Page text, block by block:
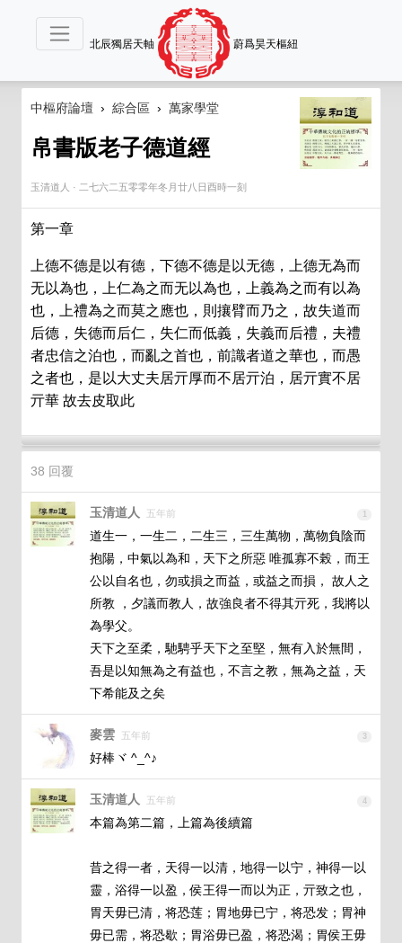
北辰獨居天軸 蔚爲昊天樞紐
中樞府論壇 › 綜合區 › 萬家學堂
帛書版老子德道經
玉清道人 · 二七六二五零零年冬月廿八日酉時一刻
第一章
上德不德是以有德，下德不德是以无德，上德无為而
无以為也，上仁為之而无以為也，上義為之而有以為
也，上禮為之而莫之應也，則攘臂而乃之，故失道而
后德，失德而后仁，失仁而低義，失義而后禮，夫禮
者忠信之泊也，而亂之首也，前識者道之華也，而愚
之者也，是以大丈夫居亓厚而不居亓泊，居亓實不居
亓華 故去皮取此
38 回覆
玉清道人 五年前 1
道生一，一生二，二生三，三生萬物，萬物負陰而
抱陽，中氣以為和，天下之所惡 唯孤寡不榖，而王
公以自名也，勿或損之而益，或益之而損， 故人之
所教 ，夕議而教人，故強良者不得其亓死，我將以
為學父。
天下之至柔，馳騁乎天下之至堅，無有入於無間，
吾是以知無為之有益也，不言之教，無為之益，天
下希能及之矣
麥雲 五年前 3
好棒ヾ ^_^♪
玉清道人 五年前 4
本篇為第二篇，上篇為後續篇
昔之得一者，天得一以清，地得一以宁，神得一以
靈，浴得一以盈，侯王得一而以为正，亓致之也，
胃天毋已清，将恐莲；胃地毋已宁，将恐发；胃神
毋已需，将恐歇；胃浴毋已盈，将恐渴；胃侯王毋